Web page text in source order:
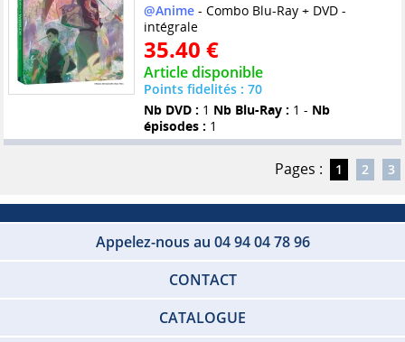
@Anime- Combo Blu-Ray + DVD -
intégrale
35.40 €
Article disponible
Points fidelités : 70
Nb DVD : 1 Nb Blu-Ray : 1 - Nb
épisodes : 1
Pages : 1 2 3
Appelez-nous au 04 94 04 78 96
CONTACT
CATALOGUE